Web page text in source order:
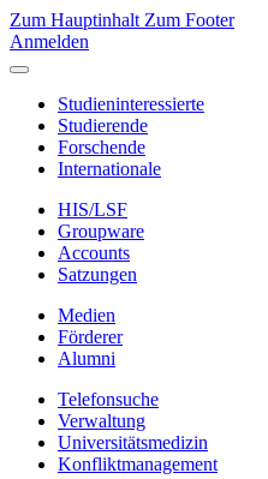
Zum Hauptinhalt Zum Footer
Anmelden
Studieninteressierte
Studierende
Forschende
Internationale
HIS/LSF
Groupware
Accounts
Satzungen
Medien
Förderer
Alumni
Telefonsuche
Verwaltung
Universitätsmedizin
Konfliktmanagement